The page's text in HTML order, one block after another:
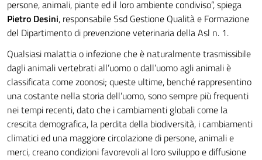
persone, animali, piante ed il loro ambiente condiviso”, spiega
Pietro Desini, responsabile Ssd Gestione Qualità e Formazione
del Dipartimento di prevenzione veterinaria della Asl n. 1.
Qualsiasi malattia o infezione che è naturalmente trasmissibile
dagli animali vertebrati all’uomo o dall’uomo agli animali è
classificata come zoonosi; queste ultime, benché rappresentino
una costante nella storia dell’uomo, sono sempre più frequenti
nei tempi recenti, dato che i cambiamenti globali come la
crescita demografica, la perdita della biodiversità, i cambiamenti
climatici ed una maggiore circolazione di persone, animali e
merci, creano condizioni favorevoli al loro sviluppo e diffusione